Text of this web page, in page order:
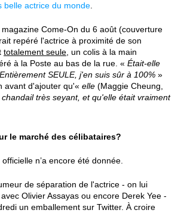
belle actrice du monde
Come-On du 6 août (couverture
repéré l'actrice à proximité de son
totalement seule , un colis à la main
à la Poste au bas de la rue. « Était-elle
Entièrement SEULE, j'en suis sûr à 100% »
avant d'ajouter qu'« elle (Maggie Cheung,
très seyant, et qu'elle était vraiment
le marché des célibataires?
n’a encore été donnée.
de séparation de l'actrice - on lui
Olivier Assayas ou encore Derek Yee -
un emballement sur Twitter. À croire